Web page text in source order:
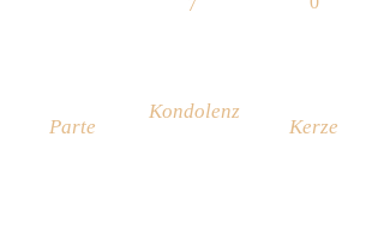
Parte
Kondolenz
Kerze
7